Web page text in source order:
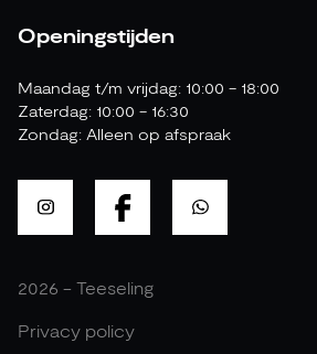
Openingstijden
Maandag t/m vrijdag: 10:00 - 18:00
Zaterdag: 10:00 - 16:30
Zondag: Alleen op afspraak
2026 - Teeseling
Privacy policy